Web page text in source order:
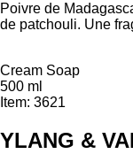
Poivre de
de patchouli. Une
Cream Soap
500 ml
Item: 3621
YLANG &